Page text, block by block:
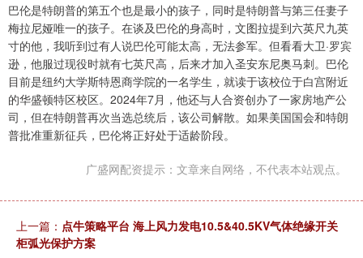
巴伦是特朗普的第五个也是最小的孩子，同时是特朗普与第三任妻子
梅拉尼娅唯一的孩子。在谈及巴伦的身高时，文图拉提到六英尺九英
寸的他，我听到过有人说巴伦可能太高，无法参军。但看看大卫·罗宾
逊，他服过现役时就有七英尺高，后来才加入圣安东尼奥马刺。巴伦
目前是纽约大学斯特恩商学院的一名学生，就读于该校位于白宫附近
的华盛顿特区校区。2024年7月，他还与人合资创办了一家房地产公
司，但在特朗普再次当选总统后，该公司解散。如果美国国会和特朗
普批准重新征兵，巴伦将正好处于适龄阶段。
广盛网配资提示：文章来自网络，不代表本站观点。
上一篇： 点牛策略平台 海上风力发电10.5&40.5KV气体绝缘开关
柜弧光保护方案